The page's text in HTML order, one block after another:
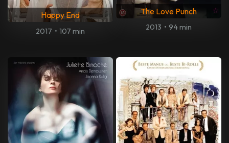
Happy End
2017 • 107 min
The Love Punch
2013 • 94 min